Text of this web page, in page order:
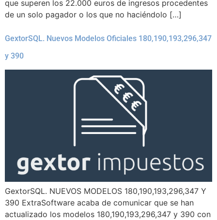
que superen los 22.000 euros de ingresos procedentes
de un solo pagador o los que no haciéndolo […]
GextorSQL. Nuevos Modelos Oficiales 180,190,193,296,347
y 390
GextorSQL. NUEVOS MODELOS 180,190,193,296,347 Y
390 ExtraSoftware acaba de comunicar que se han
actualizado los modelos 180,190,193,296,347 y 390 con